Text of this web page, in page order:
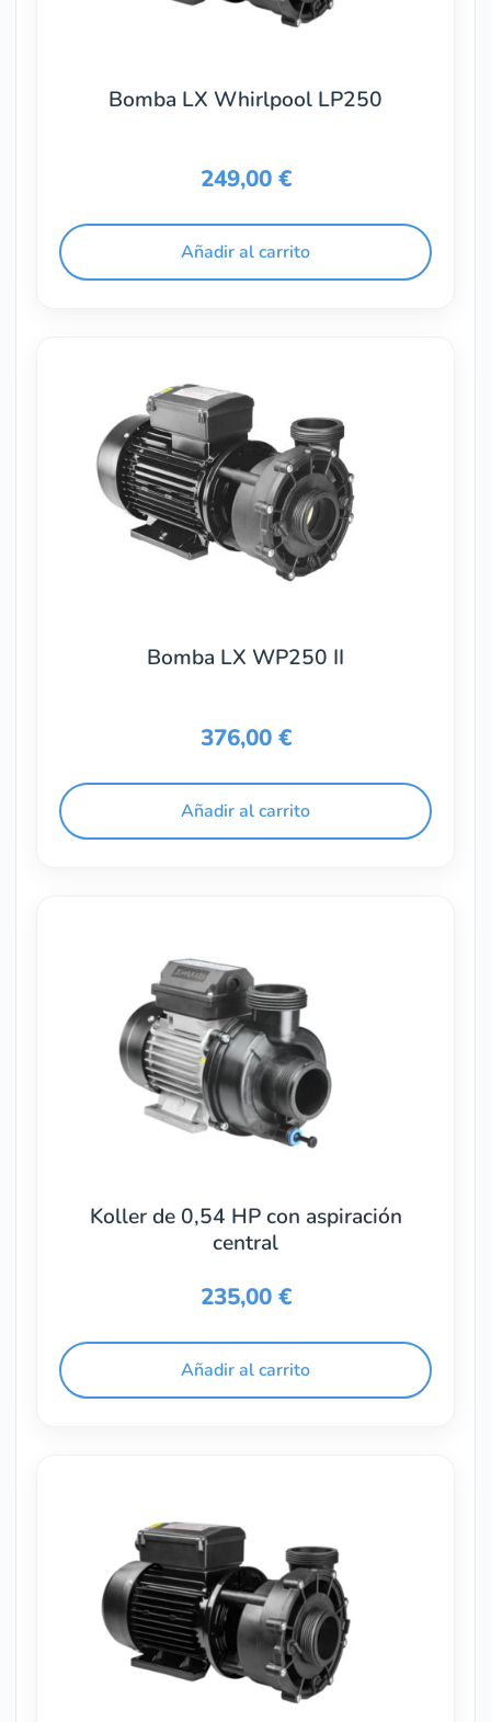
Bomba LX Whirlpool LP250
249,00 €
Añadir al carrito
Bomba LX WP250 II
376,00 €
Añadir al carrito
Koller de 0,54 HP con aspiración
central
235,00 €
Añadir al carrito